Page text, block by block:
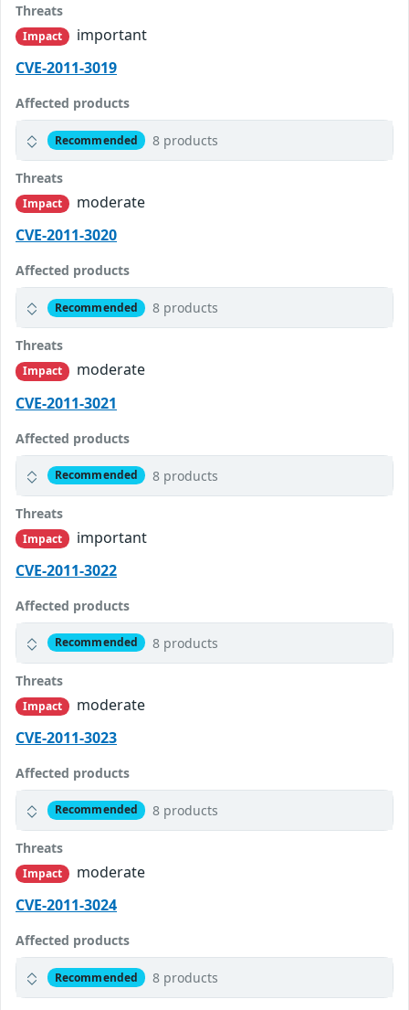
Threats
Impact
important
CVE-2011-3019
Affected products
Recommended 8 products
Threats
Impact
moderate
CVE-2011-3020
Affected products
Recommended 8 products
Threats
Impact
moderate
CVE-2011-3021
Affected products
Recommended 8 products
Threats
Impact
important
CVE-2011-3022
Affected products
Recommended 8 products
Threats
Impact
moderate
CVE-2011-3023
Affected products
Recommended 8 products
Threats
Impact
moderate
CVE-2011-3024
Affected products
Recommended 8 products